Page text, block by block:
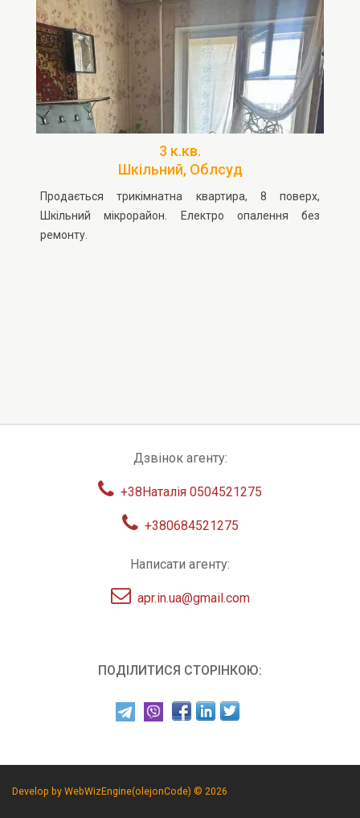
3 к.кв.
Шкільний, Облсуд
Продається трикімнатна квартира, 8 поверх,
Шкільний мікрорайон. Електро опалення без
ремонту.
Дзвінок агенту:
+38Наталія 0504521275
+380684521275
Написати агенту:
apr.in.ua@gmail.com
ПОДІЛИТИСЯ СТОРІНКОЮ:
Develop by WebWizEngine(olejonCode) © 2026